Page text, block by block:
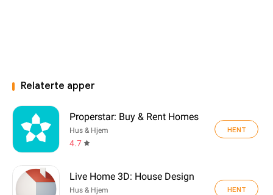
Relaterte apper
Properstar: Buy & Rent Homes
Hus & Hjem
4.7
HENT
Live Home 3D: House Design
Hus & Hjem HENT